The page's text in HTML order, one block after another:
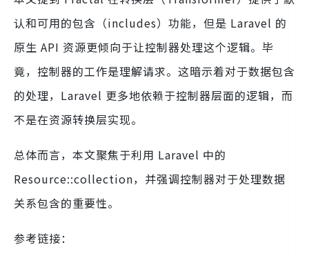
认和可用的包含（includes）功能，但是 Laravel 的
原生 API 资源更倾向于让控制器处理这个逻辑。毕
竟，控制器的工作是理解请求。这暗示着对于数据包含
的处理，Laravel 更多地依赖于控制器层面的逻辑，而
不是在资源转换层实现。
总体而言，本文聚焦于利用 Laravel 中的
Resource::collection，并强调控制器对于处理数据
关系包含的重要性。
参考链接：